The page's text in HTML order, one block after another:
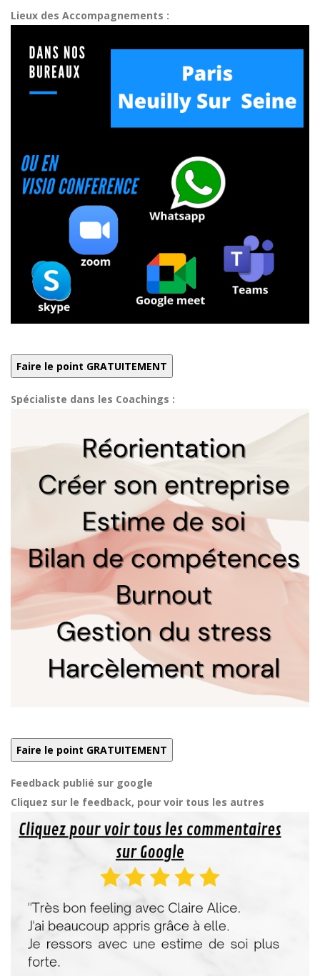
Lieux des Accompagnements :
Spécialiste dans les Coachings :
Feedback publié sur google
Cliquez sur le feedback, pour voir tous les autres